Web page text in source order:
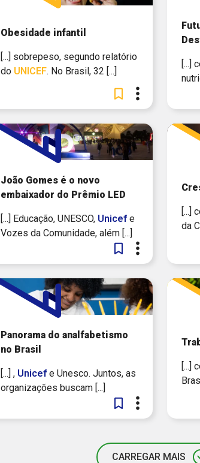
Obesidade infantil
[...] sobrepeso, segundo relatório
do UNICEF. No Brasil, 32 [...]
[...]
João Gomes é o novo
embaixador do Prêmio LED
[...] Educação, UNESCO, Unicefe
Vozes da Comunidade, além [...]
[...]
da
Panorama do analfabetismo
no Brasil
[...] , Unicefe Unesco. Juntos, as
organizações buscam [...]
[...]
CARREGAR MAIS